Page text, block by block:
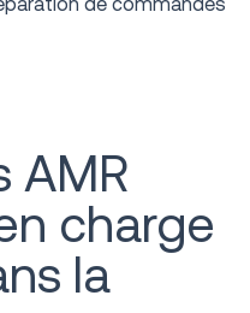
AMR
charge
la